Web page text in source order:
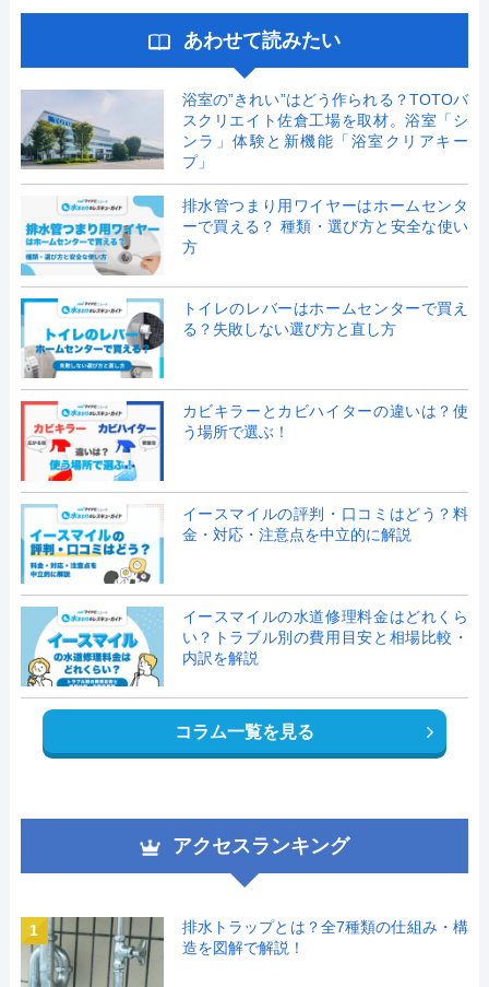
あわせて読みたい
浴室の”きれい”はどう作られる？TOTOバ
スクリエイト佐倉工場を取材。浴室「シ
ンラ」体験と新機能「浴室クリアキー
プ」
排水管つまり用ワイヤーはホームセンタ
ーで買える？ 種類・選び方と安全な使い
方
トイレのレバーはホームセンターで買え
る？失敗しない選び方と直し方
カビキラーとカビハイターの違いは？使
う場所で選ぶ！
イースマイルの評判・口コミはどう？料
金・対応・注意点を中立的に解説
イースマイルの水道修理料金はどれくら
い？トラブル別の費用目安と相場比較・
内訳を解説
コラム一覧を見る
アクセスランキング
1
排水トラップとは？全7種類の仕組み・構
造を図解で解説！